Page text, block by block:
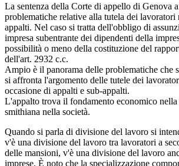
La sentenza della Corte di appello di Genova
problematiche relative alla tutela dei lavoratori
appalti. Nel caso si tratta dell'obbligo di
impresa subentrante dei dipendenti della
possibilità o meno della costituzione del
dell'art. 2932 c.c.
Ampio è il panorama delle problematiche che
si affronta l'argomento delle tutele dei
occasione di appalti e sub-appalti.
L'appalto trova il fondamento economico
smithiana nella società.
Quando si parla di divisione del lavoro si
v'è una divisione del lavoro tra lavoratori a
delle mansioni, v'è una divisione del lavoro
imprese. È noto che la specializzazione